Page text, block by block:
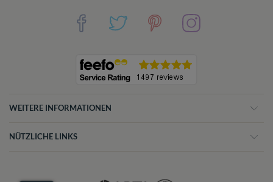
WEITERE INFORMATIONEN
NÜTZLICHE LINKS